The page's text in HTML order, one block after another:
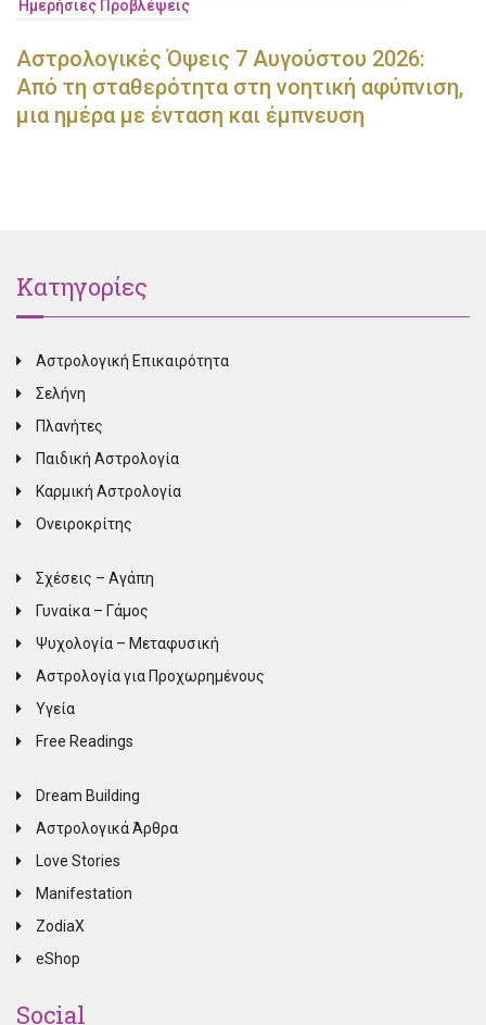
Ημερήσιες Προβλέψεις
Αστρολογικές Όψεις 7 Αυγούστου 2026:
Από τη σταθερότητα στη νοητική αφύπνιση,
μια ημέρα με ένταση και έμπνευση
Κατηγορίες
Αστρολογική Επικαιρότητα
Σελήνη
Πλανήτες
Παιδική Αστρολογία
Καρμική Αστρολογία
Ονειροκρίτης
Σχέσεις – Αγάπη
Γυναίκα – Γάμος
Ψυχολογία – Μεταφυσική
Αστρολογία για Προχωρημένους
Υγεία
Free Readings
Dream Building
Αστρολογικά Άρθρα
Love Stories
Manifestation
ZodiaX
eShop
Social